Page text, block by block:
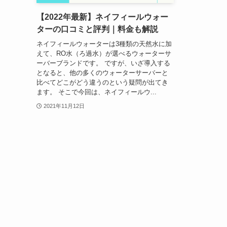
【2022年最新】ネイフィールウォー
ターの口コミと評判｜料金も解説
ネイフィールウォーターは3種類の天然水に加
えて、RO水（ろ過水）が選べるウォーターサ
ーバーブランドです。 ですが、いざ導入する
となると、他の多くのウォーターサーバーと
比べてどこがどう違うのという疑問が出てき
ます。 そこで今回は、ネイフィールウ...
2021年11月12日